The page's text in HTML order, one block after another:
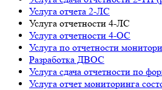
Услуга отчета 2-ЛС
Услуга отчетности 4-ЛС
Услуга отчетности 4-ОС
Услуга по отчетности
Разработка ДВОС
Услуга сдача отчетности по
Услуга отчет мониторинга